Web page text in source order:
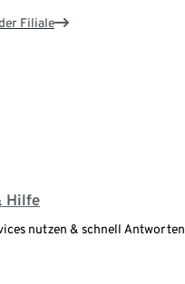
Filiale
Hilfe
nutzen & schnell Antworten